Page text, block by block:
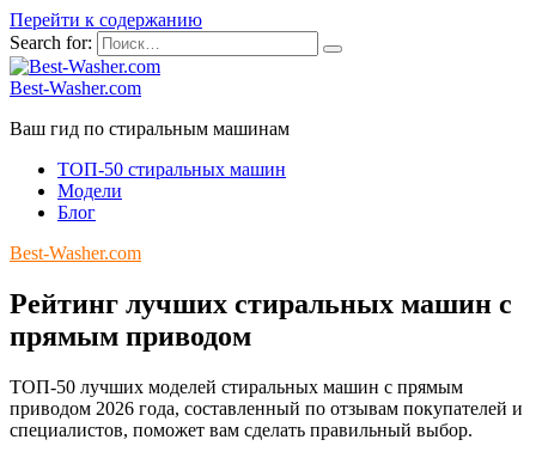
Перейти к содержанию
Search for:
Best-Washer.com
Ваш гид по стиральным машинам
ТОП-50 стиральных машин
Модели
Блог
Best-Washer.com
Рейтинг лучших стиральных машин с
прямым приводом
ТОП-50 лучших моделей стиральных машин с прямым
приводом 2026 года, составленный по отзывам покупателей и
специалистов, поможет вам сделать правильный выбор.